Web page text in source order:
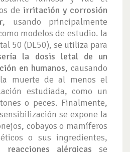
de irritación y corrosión
, usando principalmente
modelos de estudio. la
50 (DL50), se utiliza para
la dosis letal de un
en humanos, causando
muerte de al menos el
estudiada, como un
o peces. Finalmente,
se expone la
cobayos o mamíferos
o sus ingredientes,
reacciones alérgicas se